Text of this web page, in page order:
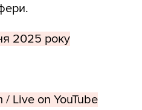
2025 року
/ Live on YouTube